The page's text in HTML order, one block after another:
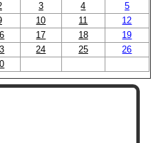
3 4
5
10 11
12
17 18
19
24 25
26